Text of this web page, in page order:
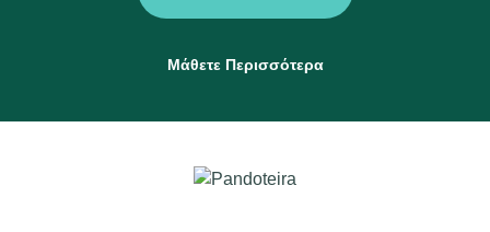
Μάθετε Περισσότερα